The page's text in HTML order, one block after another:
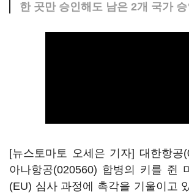
한 곳만 승인해도 남은 2개 국가
[뉴스토마토 오세은 기자] 대한항공
아나항공(020560) 합병의 키를 쥔
(EU) 심사 과정에 촉각을 기울이고